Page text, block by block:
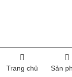
Trang chủ Sản